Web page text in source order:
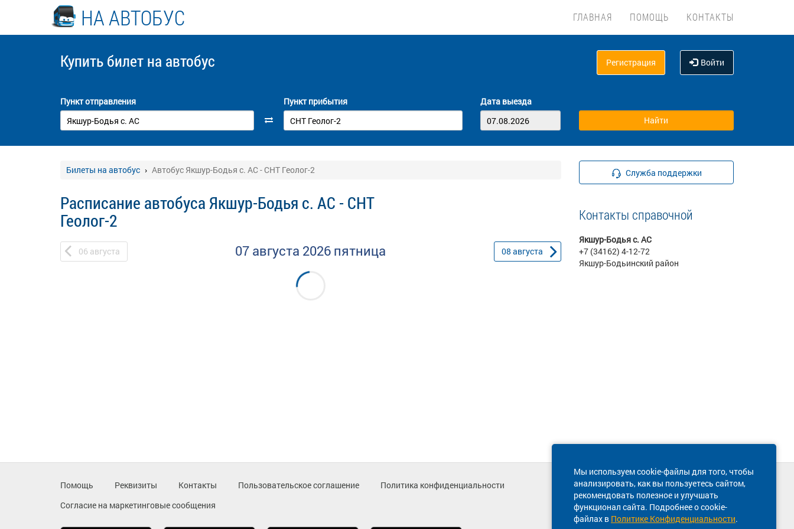
НА АВТОБУС ГЛАВНАЯ ПОМОЩЬ КОНТАКТЫ
Купить билет на автобус Регистрация Войти
Пункт отправления Пункт прибытия Дата выезда
Билеты на автобус Автобус Якшур-Бодья с. АС - СНТ Геолог-2
Расписание автобуса Якшур-Бодья с. АС - СНТ
Геолог-2
06 августа 07 августа 2026 пятница 08 августа
Служба поддержки
Контакты справочной
Якшур-Бодья с. АС
+7 (34162) 4-12-72
Якшур-Бодьинский район
Мы используем cookie-файлы для того, чтобы
анализировать, как вы пользуетесь сайтом,
рекомендовать полезное и улучшать
функционал сайта. Подробнее о cookie-
файлах в Политике Конфиденциальности.
Помощь Реквизиты Контакты Пользовательское соглашение
Политика конфиденциальности
Согласие на маркетинговые сообщения
Техническая поддержка сайта
8 800 600-03-38